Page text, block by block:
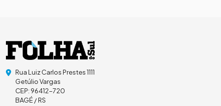
Rua Luiz Carlos Prestes 1111
Getúlio Vargas
CEP: 96412-720
BAGÉ / RS